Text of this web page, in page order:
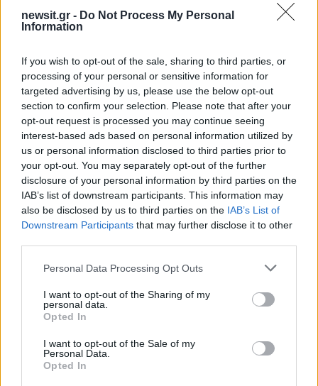
newsit.gr - Do Not Process My Personal
Information
If you wish to opt-out of the sale, sharing to third parties, or
processing of your personal or sensitive information for
targeted advertising by us, please use the below opt-out
section to confirm your selection. Please note that after your
opt-out request is processed you may continue seeing
interest-based ads based on personal information utilized by
us or personal information disclosed to third parties prior to
your opt-out. You may separately opt-out of the further
disclosure of your personal information by third parties on the
IAB’s list of downstream participants. This information may
also be disclosed by us to third parties on the IAB’s List of
Downstream Participants that may further disclose it to other
Please note that this website/app uses one or more Google
not limited to your visit or usage behaviour. You may click to
grant or deny consent to Google and its third-party tags to
use your data for below specified purposes in below Google
consent section.
Personal Data Processing Opt Outs
I want to opt-out of the Sharing of my
personal data.
Opted In
I want to opt-out of the Sale of my
Personal Data.
Opted In
Γιαννίκου, Αργύρης Γκαγκάνης, Θέμις Γκέκου,
Κώστας Κορωναίος, Έλενα Μεγγρέλη, Αντιγόνη
Μυλωνοπούλου, Βίβιαν Πανουτσοπούλου, Νίκος
Παντελίδης, Ιωάννα Παπαδοπούλου,
Αλέξανδρος Παπατριανταφύλλου, Σωκράτης
Πατσίκας, Ευρυδίκη Ποσταντζή, Δήμητρα
Στογιάννη, Δήμητρα Σύρου, Γιώργος Τζαβάρας,
Σόλων Τσούνης, Μυρτώ Φαραζή, Βαλέρια
Χότζα, Αποστόλης Ψυχράμης.
ΔΙΑΦΗΜΙΣΗ